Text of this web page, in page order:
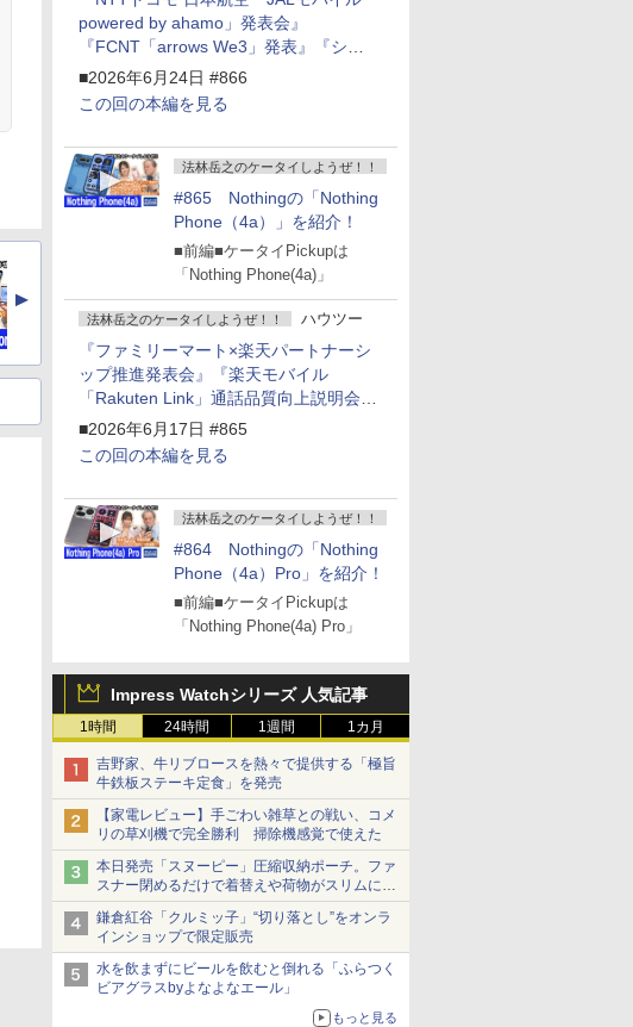
powered by ahamo」発表会』
『FCNT「arrows We3」発表』『シャ
ープ 新製品発表会』
■2026年6月24日 #866
この回の本編を見る
法林岳之のケータイしようぜ！！
#865 Nothingの「Nothing
Phone（4a）」を紹介！
■前編■ケータイPickupは
「Nothing Phone(4a)」
法林岳之のケータイしようぜ！！ ハウツー
『ファミリーマート×楽天パートナーシ
ップ推進発表会』『楽天モバイル
「Rakuten Link」通話品質向上説明会』
『Google Storeを今年夏、東京・表参道
にオープン』『KDDI ローソン「ハッピ
ーローソンタウン池田伏尾台店」オープ
■2026年6月17日 #865
この回の本編を見る
法林岳之のケータイしようぜ！！
#864 Nothingの「Nothing
Phone（4a）Pro」を紹介！
■前編■ケータイPickupは
「Nothing Phone(4a) Pro」
Impress Watchシリーズ 人気記事
1時間 24時間 1週間 1カ月
吉野家、牛リブロースを熱々で提供する「極旨
牛鉄板ステーキ定食」を発売
【家電レビュー】手ごわい雑草との戦い、コメ
リの草刈機で完全勝利 掃除機感覚で使えた
本日発売「スヌーピー」圧縮収納ポーチ。ファ
スナー閉めるだけで着替えや荷物がスリムにま
とまる
鎌倉紅谷「クルミッ子」“切り落とし”をオンラ
インショップで限定販売
水を飲まずにビールを飲むと倒れる「ふらつく
ビアグラスbyよなよなエール」
もっと見る
▲